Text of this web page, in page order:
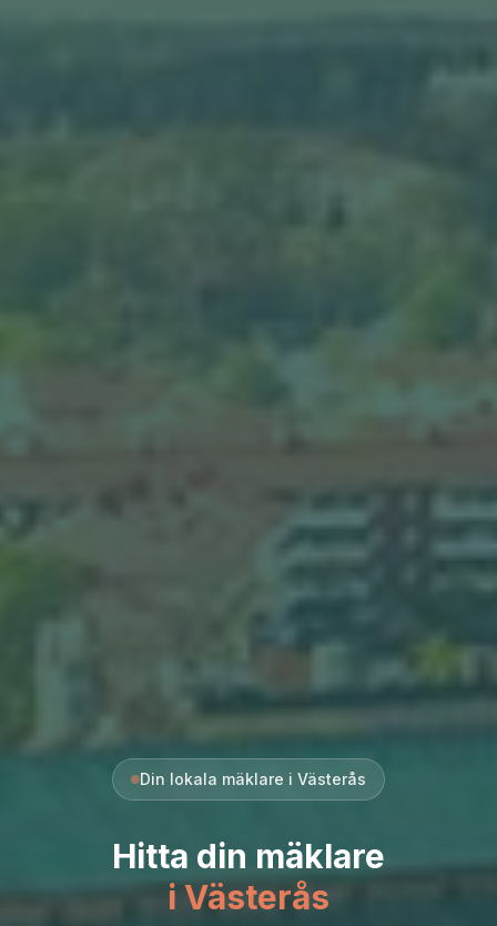
Din lokala mäklare i Västerås
Hitta din mäklare
i Västerås